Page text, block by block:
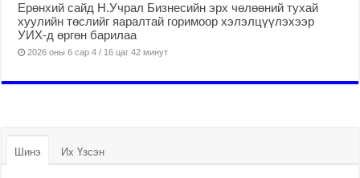
Ерөнхий сайд Н.Учрал Бизнесийн эрх чөлөөний тухай
хуулийн төслийг яаралтай горимоор хэлэлцүүлэхээр
УИХ-д өргөн барилаа
2026 оны 6 сар 4 / 16 цаг 42 минут
Шинэ Их Үзсэн